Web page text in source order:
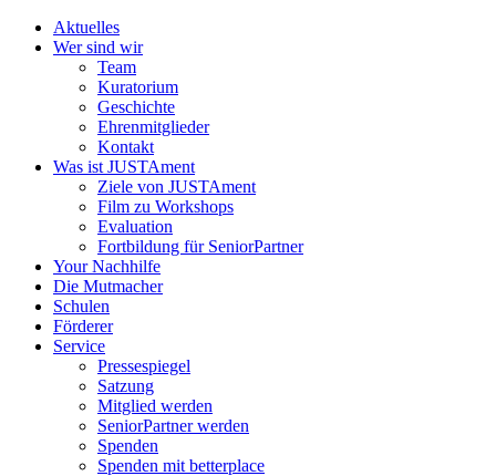
Aktuelles
Wer sind wir
Team
Kuratorium
Geschichte
Ehrenmitglieder
Kontakt
Was ist JUSTAment
Ziele von JUSTAment
Film zu Workshops
Evaluation
Fortbildung für SeniorPartner
Your Nachhilfe
Die Mutmacher
Schulen
Förderer
Service
Pressespiegel
Satzung
Mitglied werden
SeniorPartner werden
Spenden
Spenden mit betterplace